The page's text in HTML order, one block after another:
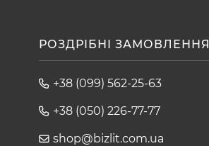
РОЗДРІБНІ ЗАМОВЛЕННЯ
+38 (099) 562-25-63
+38 (050) 226-77-77
shop@bizlit.com.ua